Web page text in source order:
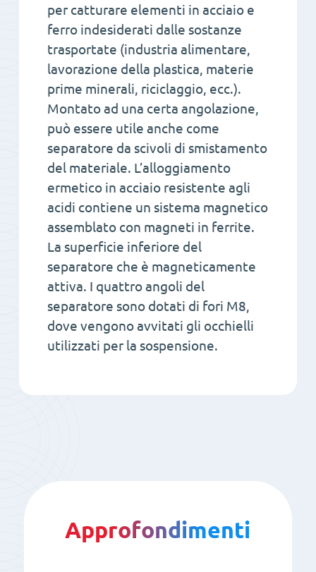
per catturare elementi in acciaio e
ferro indesiderati dalle sostanze
trasportate (industria alimentare,
lavorazione della plastica, materie
prime minerali, riciclaggio, ecc.).
Montato ad una certa angolazione,
può essere utile anche come
separatore da scivoli di smistamento
del materiale. L’alloggiamento
ermetico in acciaio resistente agli
acidi contiene un sistema magnetico
assemblato con magneti in ferrite.
La superficie inferiore del
separatore che è magneticamente
attiva. I quattro angoli del
separatore sono dotati di fori M8,
dove vengono avvitati gli occhielli
utilizzati per la sospensione.
Approfondimenti